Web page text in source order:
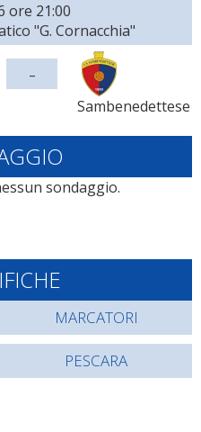
ore 21:00
"G. Cornacchia"
-
Sambenedettese
sondaggio.
MARCATORI
PESCARA